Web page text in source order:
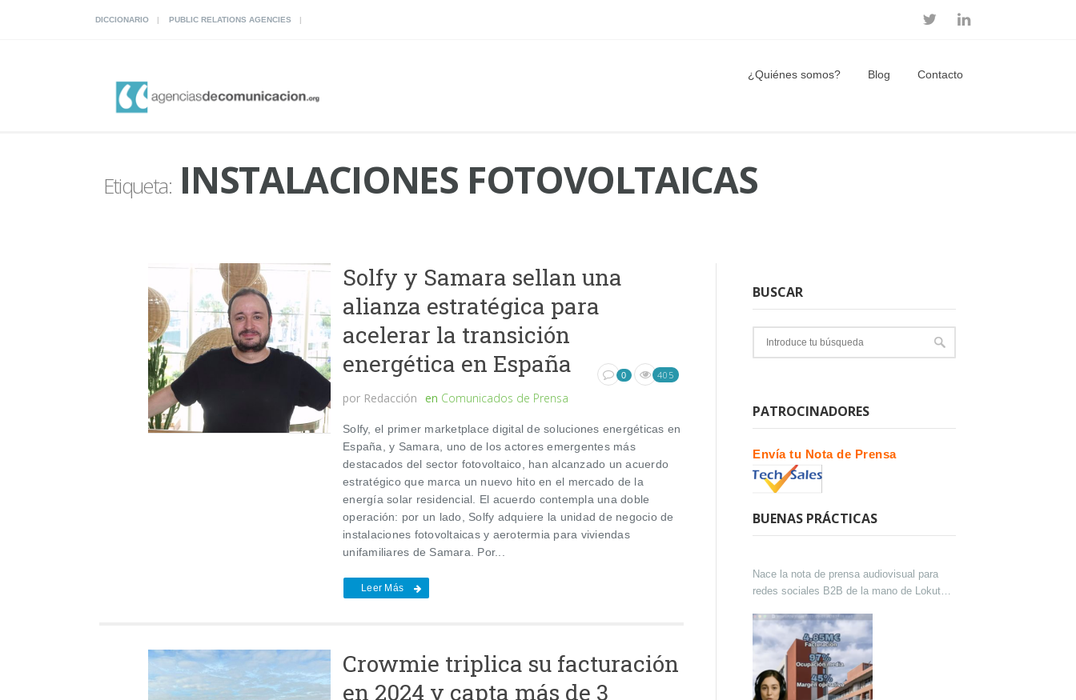
DICCIONARIO PUBLIC RELATIONS AGENCIES
¿Quiénes somos? Blog Contacto
Etiqueta:INSTALACIONES FOTOVOLTAICAS
Solfy y Samara sellan una
alianza estratégica para
acelerar la transición
energética en España
por Redacción en Comunicados de Prensa
0 405
Solfy, el primer marketplace digital de soluciones energéticas en
España, y Samara, uno de los actores emergentes más
destacados del sector fotovoltaico, han alcanzado un acuerdo
estratégico que marca un nuevo hito en el mercado de la
energía solar residencial. El acuerdo contempla una doble
operación: por un lado, Solfy adquiere la unidad de negocio de
instalaciones fotovoltaicas y aerotermia para viviendas
unifamiliares de Samara. Por...
Leer Más
Crowmie triplica su facturación
en 2024 y capta más de 3
BUSCAR
PATROCINADORES
Envía tu Nota de Prensa
BUENAS PRÁCTICAS
Nace la nota de prensa audiovisual para
redes sociales B2B de la mano de Lokutor